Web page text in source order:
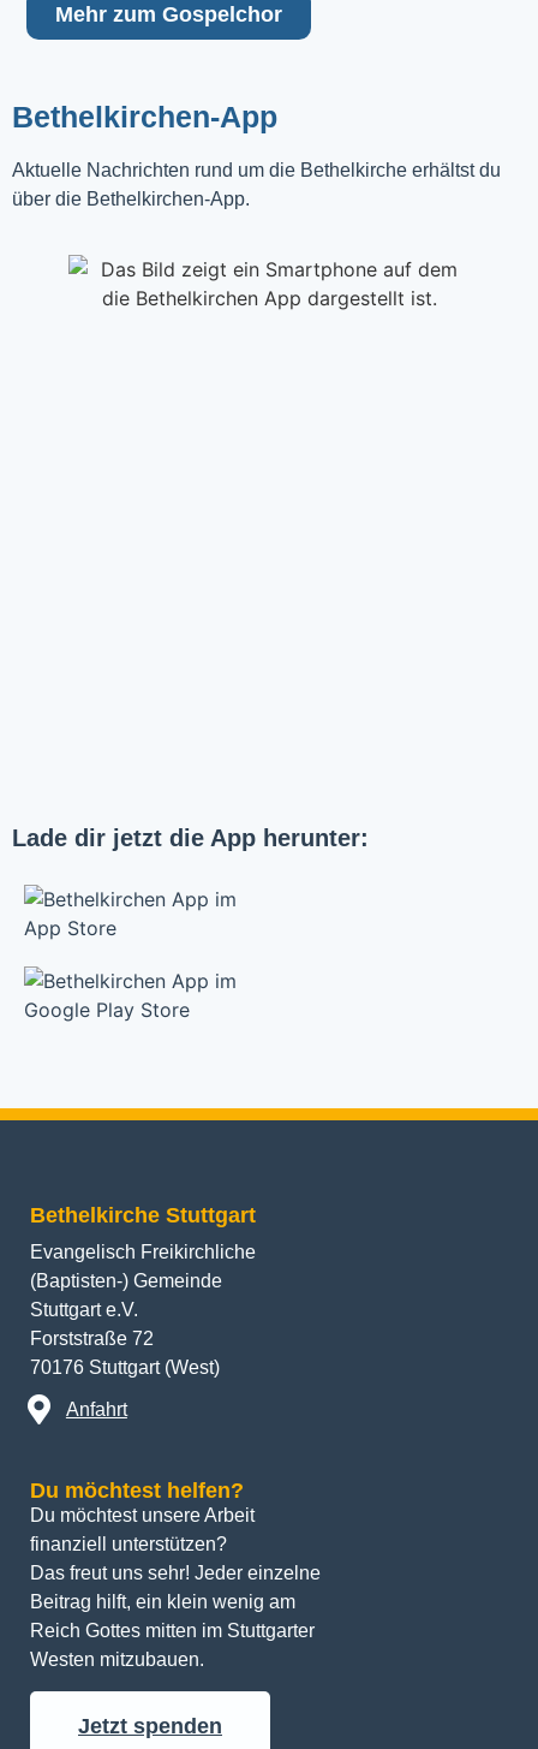
Mehr zum Gospelchor
Bethelkirchen-App
Aktuelle Nachrichten rund um die Bethelkirche erhältst du
über die Bethelkirchen-App.
Lade dir jetzt die App herunter:
Bethelkirche Stuttgart
Evangelisch Freikirchliche
(Baptisten-) Gemeinde
Stuttgart e.V.
Forststraße 72
70176 Stuttgart (West)
Anfahrt
Du möchtest helfen?
Du möchtest unsere Arbeit
finanziell unterstützen?
Das freut uns sehr! Jeder einzelne
Beitrag hilft, ein klein wenig am
Reich Gottes mitten im Stuttgarter
Westen mitzubauen.
Jetzt spenden